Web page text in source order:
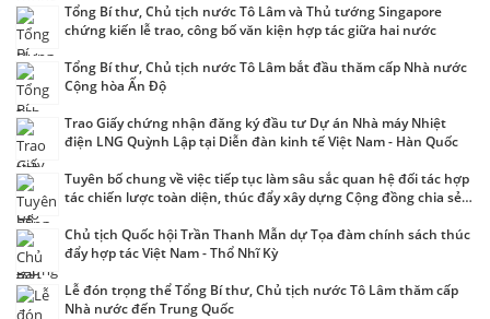
Tổng Bí thư, Chủ tịch nước Tô Lâm và Thủ tướng Singapore
chứng kiến lễ trao, công bố văn kiện hợp tác giữa hai nước
Tổng Bí thư, Chủ tịch nước Tô Lâm bắt đầu thăm cấp Nhà nước
Cộng hòa Ấn Độ
Trao Giấy chứng nhận đăng ký đầu tư Dự án Nhà máy Nhiệt
điện LNG Quỳnh Lập tại Diễn đàn kinh tế Việt Nam - Hàn Quốc
Tuyên bố chung về việc tiếp tục làm sâu sắc quan hệ đối tác hợp
tác chiến lược toàn diện, thúc đẩy xây dựng Cộng đồng chia sẻ
Chủ tịch Quốc hội Trần Thanh Mẫn dự Tọa đàm chính sách thúc
đẩy hợp tác Việt Nam - Thổ Nhĩ Kỳ
Lễ đón trọng thể Tổng Bí thư, Chủ tịch nước Tô Lâm thăm cấp
Nhà nước đến Trung Quốc